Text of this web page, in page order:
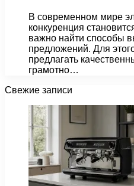
В современном мире
конкуренция
важно найти способы
предложений. Для
предлагать
грамотно…
Свежие записи